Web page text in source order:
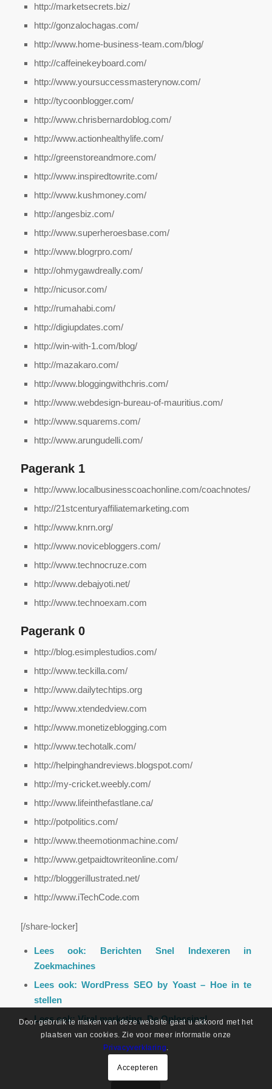
http://marketsecrets.biz/
http://gonzalochagas.com/
http://www.home-business-team.com/blog/
http://caffeinekeyboard.com/
http://www.yoursuccessmasterynow.com/
http://tycoonblogger.com/
http://www.chrisbernardoblog.com/
http://www.actionhealthylife.com/
http://greenstoreandmore.com/
http://www.inspiredtowrite.com/
http://www.kushmoney.com/
http://angesbiz.com/
http://www.superheroesbase.com/
http://www.blogrpro.com/
http://ohmygawdreally.com/
http://nicusor.com/
http://rumahabi.com/
http://digiupdates.com/
http://win-with-1.com/blog/
http://mazakaro.com/
http://www.bloggingwithchris.com/
http://www.webdesign-bureau-of-mauritius.com/
http://www.squarems.com/
http://www.arungudelli.com/
Pagerank 1
http://www.localbusinesscoachonline.com/coachnotes/
http://21stcenturyaffiliatemarketing.com
http://www.knrn.org/
http://www.novicebloggers.com/
http://www.technocruze.com
http://www.debajyoti.net/
http://www.technoexam.com
Pagerank 0
http://blog.esimplestudios.com/
http://www.teckilla.com/
http://www.dailytechtips.org
http://www.xtendedview.com
http://www.monetizeblogging.com
http://www.techotalk.com/
http://helpinghandreviews.blogspot.com/
http://my-cricket.weebly.com/
http://www.lifeinthefastlane.ca/
http://potpolitics.com/
http://www.theemotionmachine.com/
http://www.getpaidtowriteonline.com/
http://bloggerillustrated.net/
http://www.iTechCode.com
[/share-locker]
Lees ook: Berichten Snel Indexeren in
Zoekmachines
Lees ook:WordPress SEO by Yoast – Hoe in te
stellen
Lees ook: Viral marketing, De Oplossing!
Door gebruik te maken van deze website gaat u akkoord met het
plaatsen van cookies. Zie voor meer informatie onze
Privacyverklaring.
Accepteren